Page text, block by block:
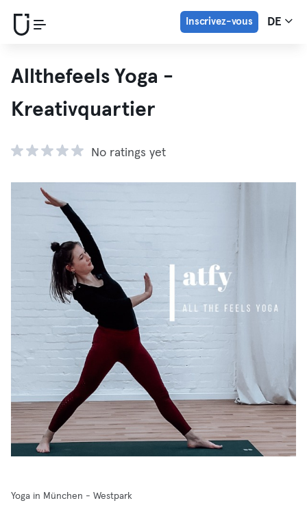
Inscrivez-vous DE
Allthefeels Yoga -
Kreativquartier
No ratings yet
Yoga in München - Westpark